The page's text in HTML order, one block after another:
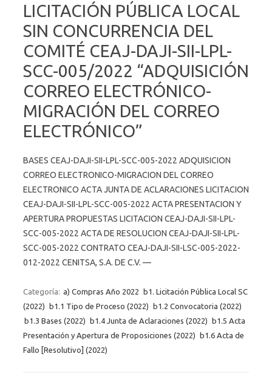
LICITACIÓN PÚBLICA LOCAL
SIN CONCURRENCIA DEL
COMITÉ CEAJ-DAJI-SII-LPL-
SCC-005/2022 “ADQUISICIÓN
CORREO ELECTRÓNICO-
MIGRACIÓN DEL CORREO
ELECTRÓNICO”
BASES CEAJ-DAJI-SII-LPL-SCC-005-2022 ADQUISICION
CORREO ELECTRONICO-MIGRACION DEL CORREO
ELECTRONICO ACTA JUNTA DE ACLARACIONES LICITACION
CEAJ-DAJI-SII-LPL-SCC-005-2022 ACTA PRESENTACION Y
APERTURA PROPUESTAS LICITACION CEAJ-DAJI-SII-LPL-
SCC-005-2022 ACTA DE RESOLUCION CEAJ-DAJI-SII-LPL-
SCC-005-2022 CONTRATO CEAJ-DAJI-SII-LSC-005-2022-
012-2022 CENITSA, S.A. DE C.V. —
Categoría: a) Compras Año 2022 b1. Licitación Pública Local SC
(2022) b1.1 Tipo de Proceso (2022) b1.2 Convocatoria (2022)
b1.3 Bases (2022) b1.4 Junta de Aclaraciones (2022) b1.5 Acta
Presentación y Apertura de Proposiciones (2022) b1.6 Acta de
Fallo [Resolutivo] (2022)